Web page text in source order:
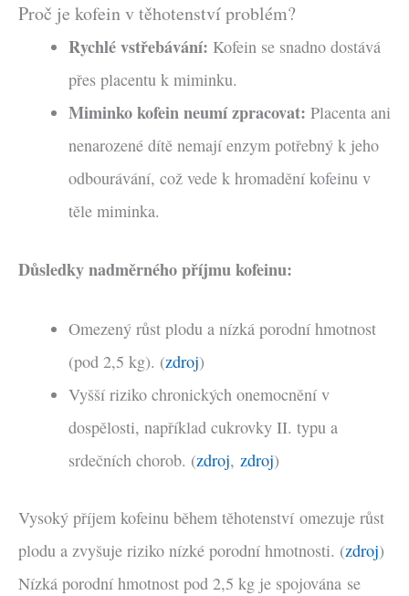
Proč je kofein v těhotenství problém?
Rychlé vstřebávání: Kofein se snadno dostává
přes placentu k miminku.
Miminko kofein neumí zpracovat: Placenta ani
nenarozené dítě nemají enzym potřebný k jeho
odbourávání, což vede k hromadění kofeinu v
těle miminka.
Důsledky nadměrného příjmu kofeinu:
Omezený růst plodu a nízká porodní hmotnost
(pod 2,5 kg). (zdroj)
Vyšší riziko chronických onemocnění v
dospělosti, například cukrovky II. typu a
srdečních chorob. (zdroj, zdroj)
Vysoký příjem kofeinu během těhotenství omezuje růst
plodu a zvyšuje riziko nízké porodní hmotnosti. (zdroj)
Nízká porodní hmotnost pod 2,5 kg je spojována se